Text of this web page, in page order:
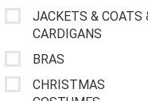
JACKETS & COATS
CARDIGANS
BRAS
CHRISTMAS